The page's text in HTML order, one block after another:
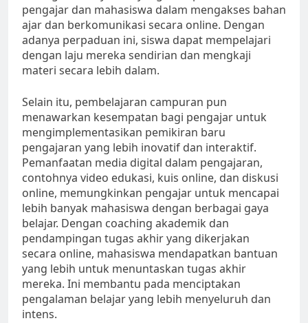
pengajar dan mahasiswa dalam mengakses bahan
ajar dan berkomunikasi secara online. Dengan
adanya perpaduan ini, siswa dapat mempelajari
dengan laju mereka sendirian dan mengkaji
materi secara lebih dalam.
Selain itu, pembelajaran campuran pun
menawarkan kesempatan bagi pengajar untuk
mengimplementasikan pemikiran baru
pengajaran yang lebih inovatif dan interaktif.
Pemanfaatan media digital dalam pengajaran,
contohnya video edukasi, kuis online, dan diskusi
online, memungkinkan pengajar untuk mencapai
lebih banyak mahasiswa dengan berbagai gaya
belajar. Dengan coaching akademik dan
pendampingan tugas akhir yang dikerjakan
secara online, mahasiswa mendapatkan bantuan
yang lebih untuk menuntaskan tugas akhir
mereka. Ini membantu pada menciptakan
pengalaman belajar yang lebih menyeluruh dan
intens.